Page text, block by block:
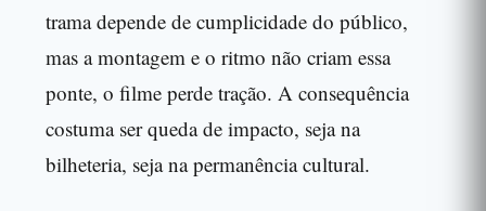
trama depende de cumplicidade do público,
mas a montagem e o ritmo não criam essa
ponte, o filme perde tração. A consequência
costuma ser queda de impacto, seja na
bilheteria, seja na permanência cultural.